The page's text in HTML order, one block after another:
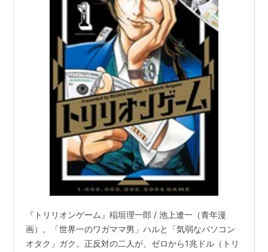
『トリリオンゲーム』稲垣理一郎 / 池上遼一（青年漫
画）。「世界一のワガママ男」ハルと「気弱なパソコン
オタク」ガク。正反対の二人が、ゼロから1兆ドル（トリ